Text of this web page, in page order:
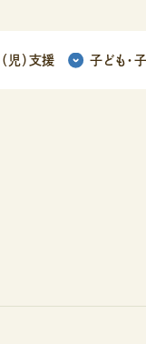
児）支援 子ども ・